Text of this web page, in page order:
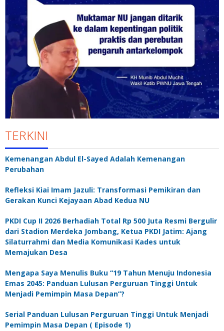
TERKINI
Kemenangan Abdul El-Sayed Adalah Kemenangan
Perubahan
Refleksi Kiai Imam Jazuli: Transformasi Pemikiran dan
Gerakan Kunci Kejayaan Abad Kedua NU
PKDI Cup II 2026 Berhadiah Total Rp 500 Juta Resmi Bergulir
dari Stadion Merdeka Jombang, Ketua PKDI Jatim: Ajang
Silaturrahmi dan Media Komunikasi Kades untuk
Memajukan Desa
Mengapa Saya Menulis Buku “19 Tahun Menuju Indonesia
Emas 2045: Panduan Lulusan Perguruan Tinggi Untuk
Menjadi Pemimpin Masa Depan”?
Serial Panduan Lulusan Perguruan Tinggi Untuk Menjadi
Pemimpin Masa Depan ( Episode 1)